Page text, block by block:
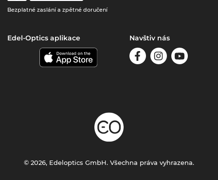
Bezplatné zaslání a zpětné doručení
Edel-Optics aplikace Navštiv nás
© 2026, Edeloptics GmbH. Všechna práva vyhrazena.